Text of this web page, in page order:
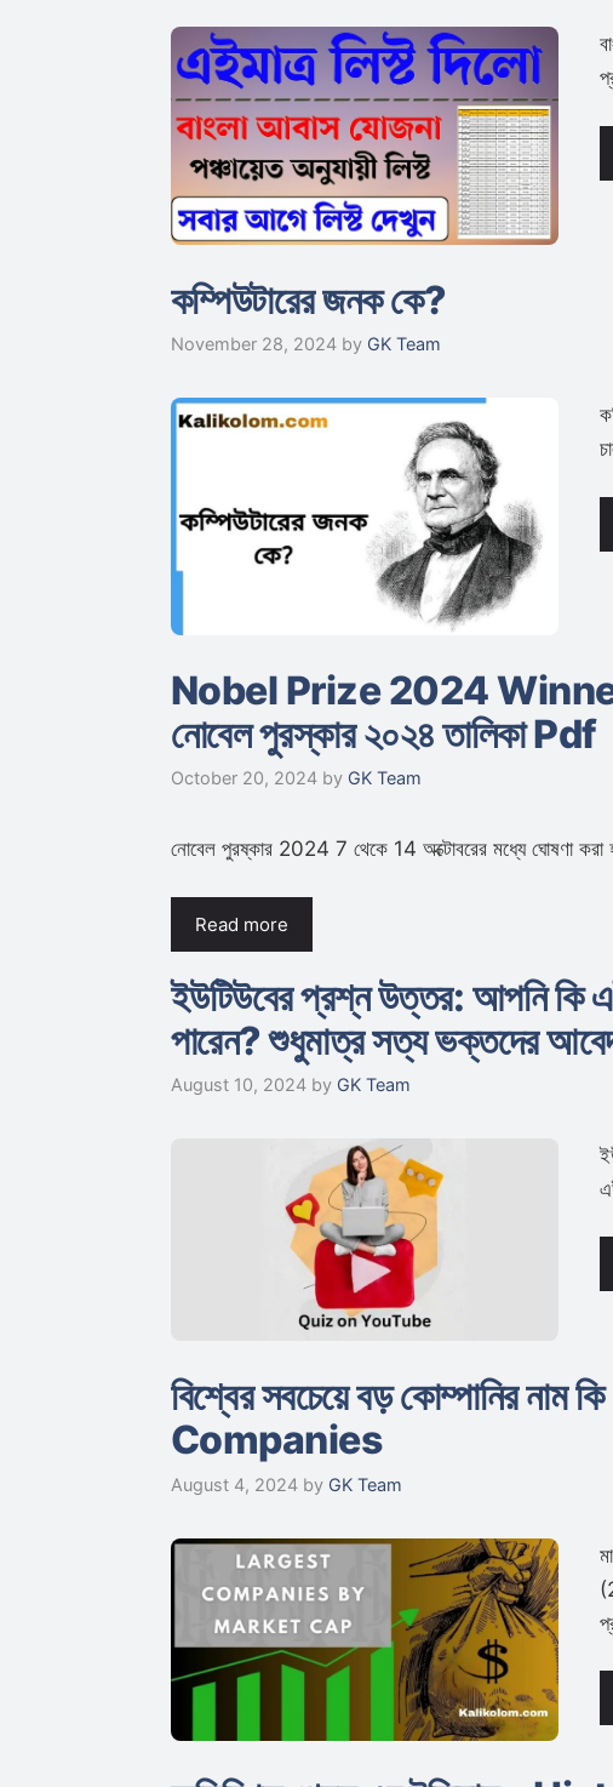
কম্পিউটারের জনক কে?
November 28, 2024 by GK Team
Nobel Prize 2024
নোবেল পুরস্কার ২০২৪ তালিকা Pdf
October 20, 2024 by GK Team
নোবেল পুরষ্কার 2024 7 থেকে 14 অক্টোবরের মধ্যে ঘোষণা করা
Read more
ইউটিউবের প্রশ্ন উত্তর: আপনি কি
পারেন? শুধুমাত্র সত্য ভক্তদের
August 10, 2024 by GK Team
বিশ্বের সবচেয়ে বড় কোম্পানির
Companies
August 4, 2024 by GK Team